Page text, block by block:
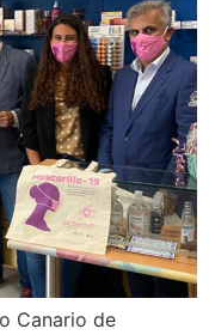
Canario de